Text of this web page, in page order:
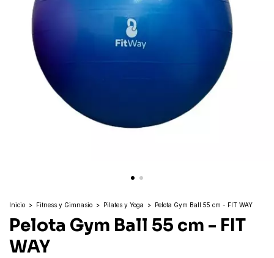
Inicio > Fitness y Gimnasio > Pilates y Yoga > Pelota Gym Ball 55 cm - FIT WAY
Pelota Gym Ball 55 cm - FIT
WAY